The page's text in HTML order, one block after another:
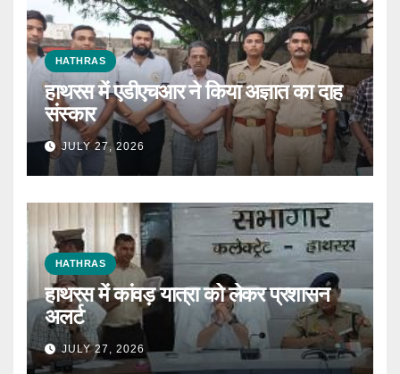
HATHRAS
हाथरस में एडीएचआर ने किया अज्ञात का दाह
संस्कार
JULY 27, 2026
HATHRAS
हाथरस में कांवड़ यात्रा को लेकर प्रशासन
अलर्ट
JULY 27, 2026